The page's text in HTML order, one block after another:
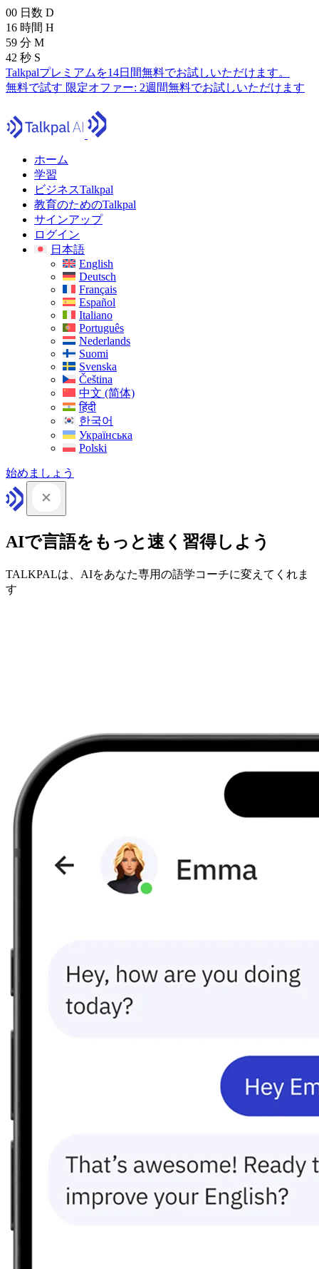
00 日数 D
16 時間 H
59 分 M
41 秒 S
Talkpalプレミアムを14日間無料でお試しいただけます。
無料で試す 限定オファー: 2週間無料でお試しいただけます
ホーム
学習
ビジネスTalkpal
教育のためのTalkpal
サインアップ
ログイン
日本語
English
Deutsch
Français
Español
Italiano
Português
Nederlands
Suomi
Svenska
Čeština
中文 (简体)
हिंदी
한국어
Українська
Polski
始めましょう
AIで言語をもっと速く習得しよう
TALKPALは、AIをあなた専用の語学コーチに変えてくれま
す